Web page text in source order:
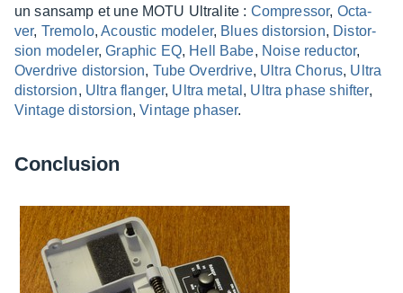
un sansamp et une MOTU Ultra­lite : Compres­sor, Octa­
ver, Tremolo,Acous­tic mode­ler, Blues distor­sion, Distor­
sion mode­ler,Graphic EQ, Hell Babe, Noise reduc­tor,
Over­drive distor­sion, Tube Over­drive, Ultra Chorus, Ultra
distor­sion, Ultra flan­ger, Ultra metal , Ultra phase shif­ter,
Vintage distor­sion,Vintage phaser.
Conclu­sion